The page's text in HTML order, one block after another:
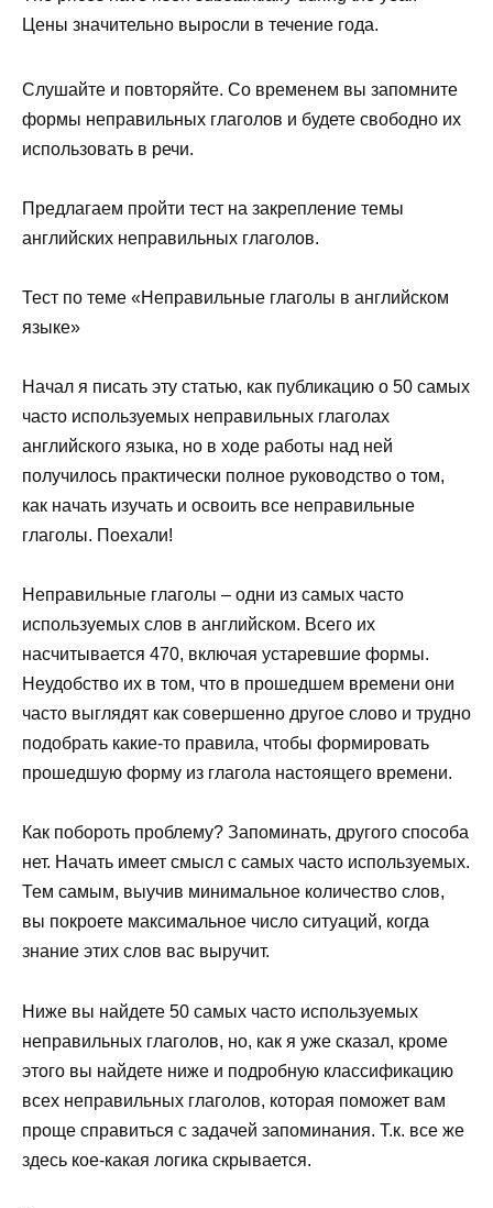
Цены значительно выросли в течение года.
Слушайте и повторяйте. Со временем вы запомните
формы неправильных глаголов и будете свободно их
использовать в речи.
Предлагаем пройти тест на закрепление темы
английских неправильных глаголов.
Тест по теме «Неправильные глаголы в английском
языке»
Начал я писать эту статью, как публикацию о 50 самых
часто используемых неправильных глаголах
английского языка, но в ходе работы над ней
получилось практически полное руководство о том,
как начать изучать и освоить все неправильные
глаголы. Поехали!
Неправильные глаголы – одни из самых часто
используемых слов в английском. Всего их
насчитывается 470, включая устаревшие формы.
Неудобство их в том, что в прошедшем времени они
часто выглядят как совершенно другое слово и трудно
подобрать какие-то правила, чтобы формировать
прошедшую форму из глагола настоящего времени.
Как побороть проблему? Запоминать, другого способа
нет. Начать имеет смысл с самых часто используемых.
Тем самым, выучив минимальное количество слов,
вы покроете максимальное число ситуаций, когда
знание этих слов вас выручит.
Ниже вы найдете 50 самых часто используемых
неправильных глаголов, но, как я уже сказал, кроме
этого вы найдете ниже и подробную классификацию
всех неправильных глаголов, которая поможет вам
проще справиться с задачей запоминания. Т.к. все же
здесь кое-какая логика скрывается.